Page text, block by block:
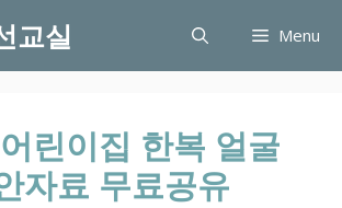
교실 Menu
린이집 한복 얼굴
자료 무료공유